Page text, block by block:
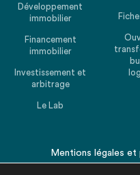
Développement
immobilier
Financement
immobilier
Investissement et
arbitrage
Le Lab
Mentions légales et